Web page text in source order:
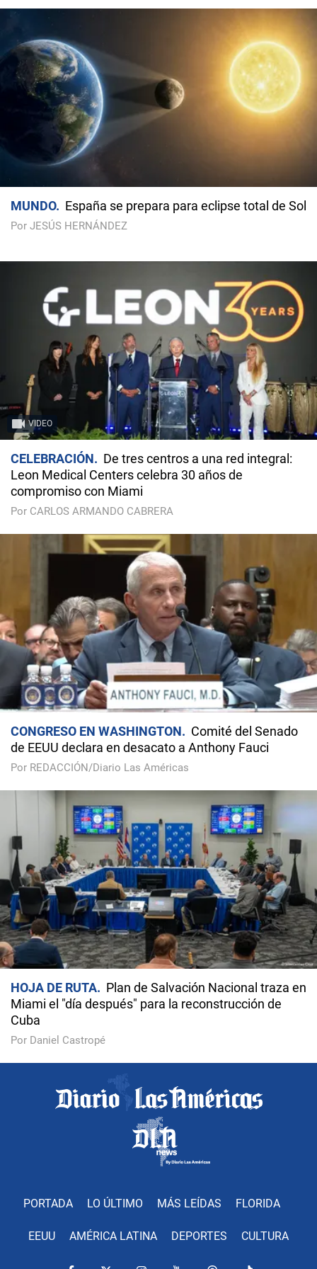
MUNDO España se prepara para eclipse total de Sol
Por JESÚS HERNÁNDEZ
VIDEO
CELEBRACIÓN
De tres centros a una red integral:
Leon Medical Centers celebra 30 años de
compromiso con Miami
Por CARLOS ARMANDO CABRERA
CONGRESO EN WASHINGTON
Comité del Senado
de EEUU declara en desacato a Anthony Fauci
Por REDACCIÓN/Diario Las Américas
HOJA DE RUTA
Plan de Salvación Nacional traza en
Miami el "día después" para la reconstrucción de
Cuba
Por Daniel Castropé
PORTADA LO ÚLTIMO MÁS LEÍDAS FLORIDA
EEUU AMÉRICA LATINA DEPORTES CULTURA